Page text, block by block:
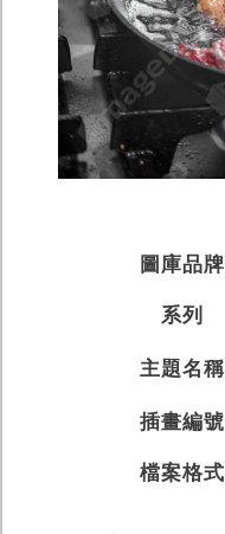
圖庫品牌
系列
主題名稱
插畫編號
檔案格式